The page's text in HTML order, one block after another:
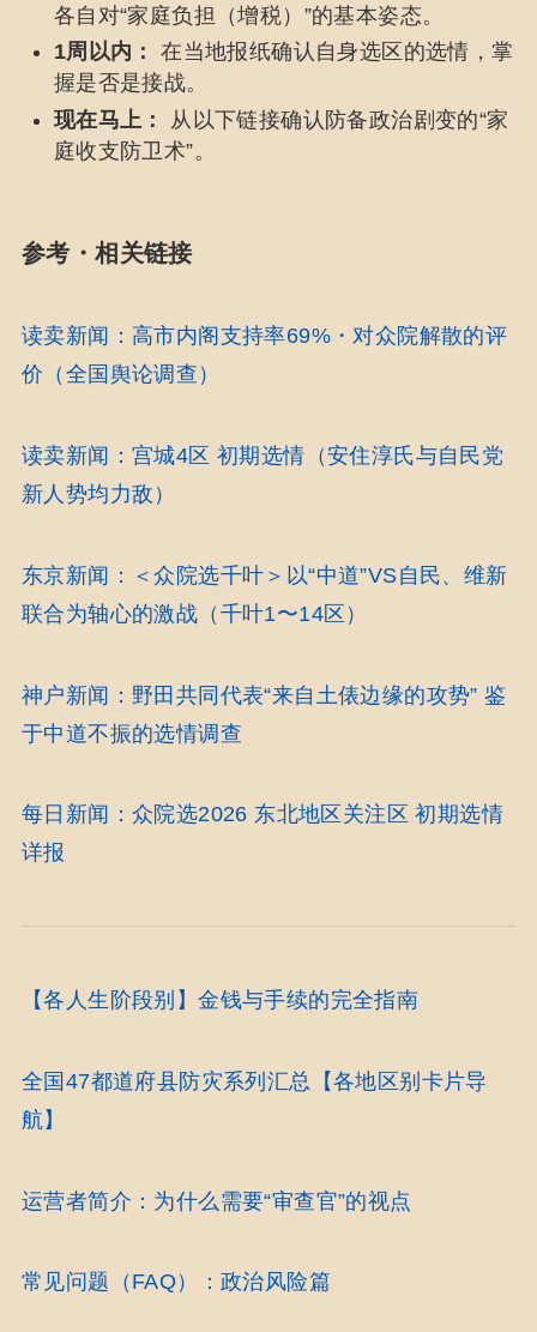
各自对“家庭负担（增税）”的基本姿态。
1周以内：
在当地报纸确认自身选区的选情，掌
握是否是接战。
现在马上：
从以下链接确认防备政治剧变的“家
庭收支防卫术”。
参考・相关链接
读卖新闻：高市内阁支持率69%・对众院解散的评
价（全国舆论调查）
读卖新闻：宫城4区 初期选情（安住淳氏与自民党
新人势均力敌）
东京新闻：＜众院选千叶＞以“中道”VS自民、维新
联合为轴心的激战（千叶1〜14区）
神户新闻：野田共同代表“来自土俵边缘的攻势” 鉴
于中道不振的选情调查
每日新闻：众院选2026 东北地区关注区 初期选情
详报
【各人生阶段别】金钱与手续的完全指南
全国47都道府县防灾系列汇总【各地区别卡片导
航】
运营者简介：为什么需要“审查官”的视点
常见问题（FAQ）：政治风险篇